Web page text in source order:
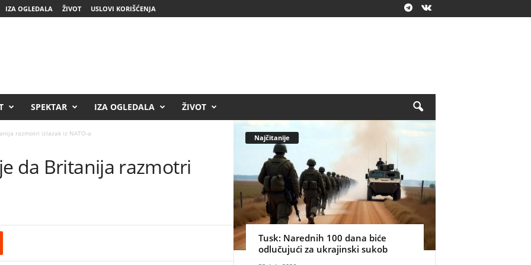
IZA OGLEDALA ŽIVOT USLOVI KORIŠĆENJA
SPEKTAR IZA OGLEDALA ŽIVOT
razmotri izlazak iz NATO-a
da Britanija razmotri
Najčitanije
Tusk: Narednih 100 dana biće
odlučujući za ukrajinski sukob